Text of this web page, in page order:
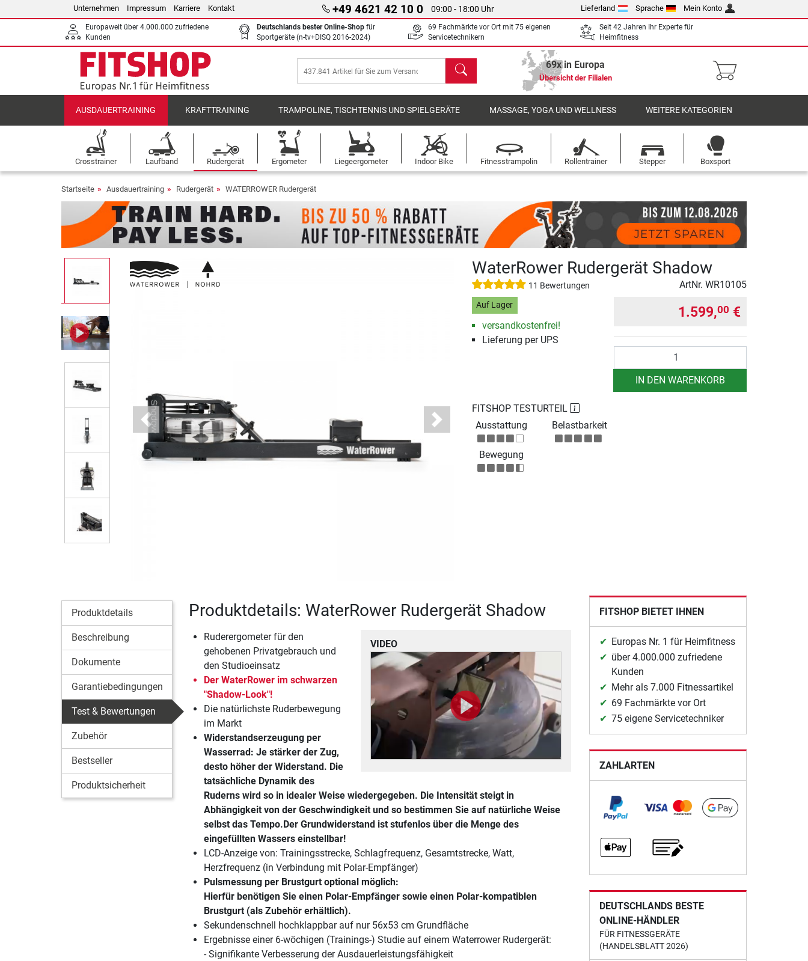
Unternehmen Impressum Karriere Kontakt +49 4621 42 10 0 09:00 - 18:00 Uhr Lieferland Sprache Mein Konto
Europaweit über 4.000.000 zufriedene
Kunden
Deutschlands bester Online-Shop für
Sportgeräte (n-tv+DISQ 2016-2024)
69 Fachmärkte vor Ort mit 75 eigenen
Servicetechnikern
Seit 42 Jahren Ihr Experte für
Heimfitness
Suchen 69x in Europa
Übersicht der Filialen
AUSDAUERTRAINING KRAFTTRAINING TRAMPOLINE, TISCHTENNIS UND SPIELGERÄTE MASSAGE, YOGA UND WELLNESS WEITERE KATEGORIEN
Crosstrainer Laufband Rudergerät Ergometer Liegeergometer Indoor Bike Fitnesstrampolin Rollentrainer Stepper Boxsport
Startseite Ausdauertraining Rudergerät WATERROWER Rudergerät
Previous Next
WaterRower Rudergerät Shadow
11 Bewertungen ArtNr. WR10105
Auf Lager
versandkostenfrei!
Lieferung per UPS
1.599,00 €
IN DEN WARENKORB
FITSHOP TESTURTEIL
Ausstattung
Belastbarkeit
Bewegung
Produktdetails
Beschreibung
Dokumente
Garantiebedingungen
Test & Bewertungen
Zubehör
Bestseller
Produktsicherheit
Produktdetails: WaterRower Rudergerät Shadow
VIDEO
Ruderergometer für den
gehobenen Privatgebrauch und
den Studioeinsatz
Der WaterRower im schwarzen
"Shadow-Look"!
Die natürlichste Ruderbewegung
im Markt
Widerstandserzeugung per
Wasserrad: Je stärker der Zug,
desto höher der Widerstand. Die
tatsächliche Dynamik des
Ruderns wird so in idealer Weise wiedergegeben. Die Intensität steigt in
Abhängigkeit von der Geschwindigkeit und so bestimmen Sie auf natürliche Weise
selbst das Tempo.Der Grundwiderstand ist stufenlos über die Menge des
eingefüllten Wassers einstellbar!
LCD-Anzeige von: Trainingsstrecke, Schlagfrequenz, Gesamtstrecke, Watt,
Herzfrequenz (in Verbindung mit Polar-Empfänger)
Pulsmessung per Brustgurt optional möglich:
Hierfür benötigen Sie einen Polar-Empfänger sowie einen Polar-kompatiblen
Brustgurt (als Zubehör erhältlich).
Sekundenschnell hochklappbar auf nur 56x53 cm Grundfläche
Ergebnisse einer 6-wöchigen (Trainings-) Studie auf einem Waterrower Rudergerät:
- Signifikante Verbesserung der Ausdauerleistungsfähigkeit
FITSHOP BIETET IHNEN
Europas Nr. 1 für Heimfitness
über 4.000.000 zufriedene
Kunden
Mehr als 7.000 Fitnessartikel
69 Fachmärkte vor Ort
75 eigene Servicetechniker
ZAHLARTEN
DEUTSCHLANDS BESTE
ONLINE-HÄNDLER
FÜR FITNESSGERÄTE
(HANDELSBLATT 2026)